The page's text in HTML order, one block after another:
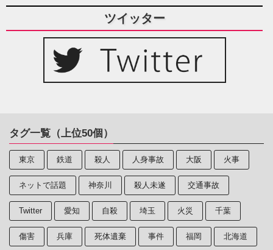
ツイッター
タグ一覧（上位50個）
東京 鉄道 殺人 人身事故 大阪 火事
ネットで話題 神奈川 殺人未遂 交通事故
Twitter 愛知 自殺 埼玉 火災 千葉
傷害 兵庫 死体遺棄 事件 福岡 北海道